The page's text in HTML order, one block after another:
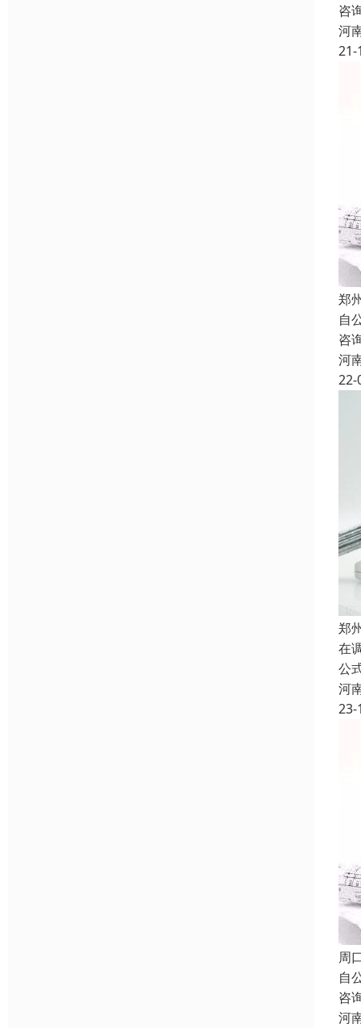
咨
河
21-
郑
自
咨
河
22-
郑
在
公
河
23-
周
自
咨
河